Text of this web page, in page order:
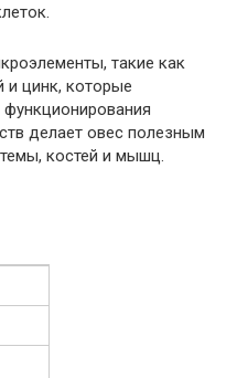
такие как
и цинк, которые
делает овес полезным
костей и мышц.